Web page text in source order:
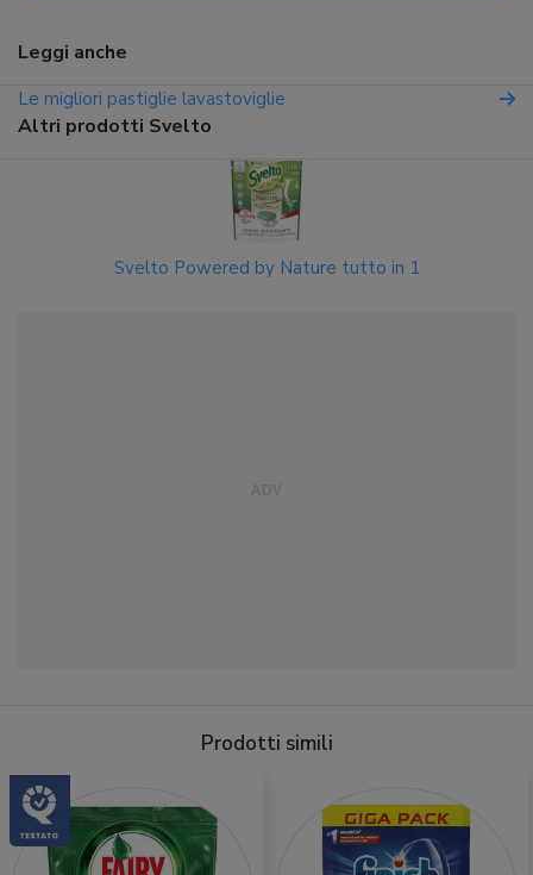
Leggi anche
Le migliori pastiglie lavastoviglie
Altri prodotti Svelto
Svelto Powered by Nature tutto in 1
Prodotti simili